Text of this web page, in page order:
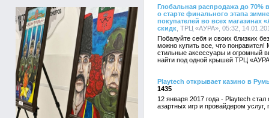
Глобальная распродажа до 70%
о старте финального этапа
покупателей во всех магазинах
скидк , ТРЦ «АУРА», 05:32,
Побалуйте себя и своих близких
можно купить все, что
стильные аксессуары и огромный
найти под одной крышей ТРЦ
Playtech открывает казино в
1435
12 января 2017 года - Playtech
азартных игр и провайдером